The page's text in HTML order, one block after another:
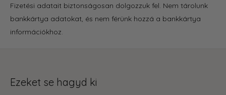
Fizetési adatait biztonságosan dolgozzuk fel. Nem tárolunk
bankkártya adatokat, és nem férünk hozzá a bankkártya
információkhoz.
Ezeket se hagyd ki